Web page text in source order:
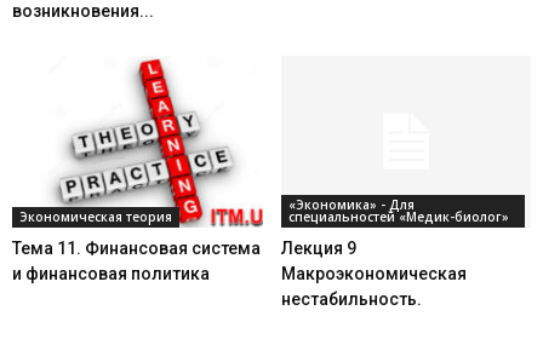
возникновения...
Экономическая теория
Тема 11. Финансовая система
и финансовая политика
«Экономика» - Для
специальностей «Медик-биолог»
Лекция 9
Макроэкономическая
нестабильность.